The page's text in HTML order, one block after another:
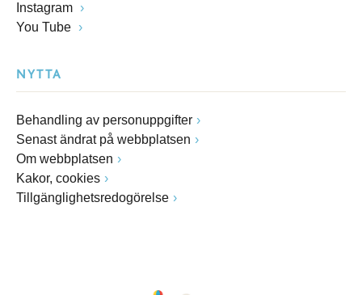
Instagram
You Tube
NYTTA
Behandling av personuppgifter
Senast ändrat på webbplatsen
Om webbplatsen
Kakor, cookies
Tillgänglighetsredogörelse